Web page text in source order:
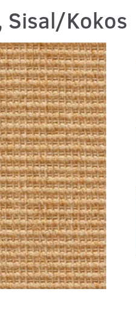
Sisal/Kokos